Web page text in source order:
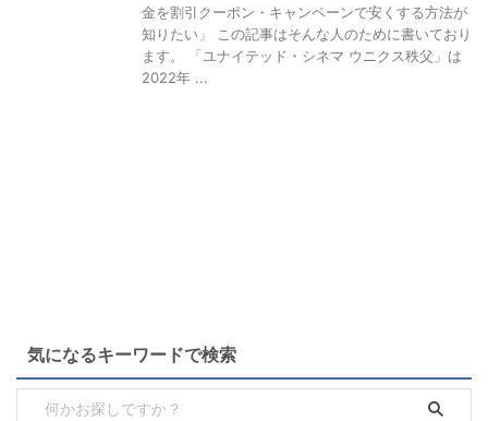
金を割引クーポン・キャンペーンで安くする方法が
知りたい」 この記事はそんな人のために書いており
ます。 「ユナイテッド・シネマ ウニクス秩父」は
2022年 ...
気になるキーワードで検索